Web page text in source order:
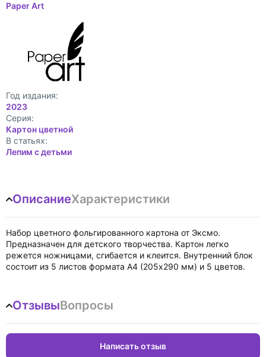
Paper Art
Год издания:
2023
Cерия:
Картон цветной
В статьях:
Лепим с детьми
ОписаниеХарактеристики
Набор цветного фольгированного картона от Эксмо.
Предназначен для детского творчества. Картон легко
режется ножницами, сгибается и клеится. Внутренний блок
состоит из 5 листов формата А4 (205х290 мм) и 5 цветов.
ОтзывыВопросы
Написать отзыв